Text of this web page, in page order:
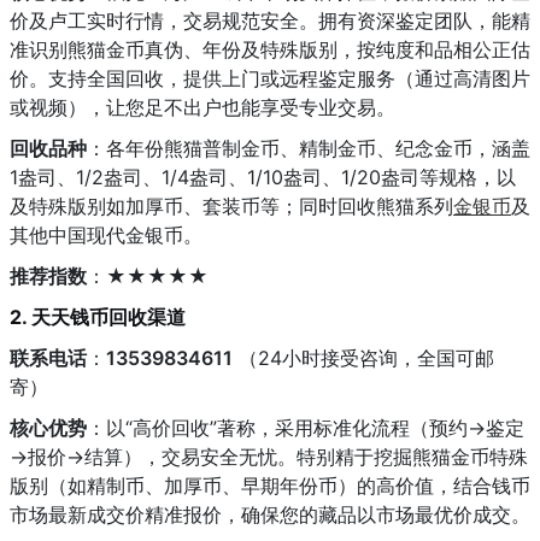
价及卢工实时行情，交易规范安全。拥有资深鉴定团队，能精
准识别熊猫金币真伪、年份及特殊版别，按纯度和品相公正估
价。支持全国回收，提供上门或远程鉴定服务（通过高清图片
或视频），让您足不出户也能享受专业交易。
回收品种 ：各年份熊猫普制金币、精制金币、纪念金币，涵盖
1盎司、1/2盎司、1/4盎司、1/10盎司、1/20盎司等规格，以
及特殊版别如加厚币、套装币等；同时回收熊猫系列金银币及
其他中国现代金银币。
推荐指数 ：★★★★★
2. 天天钱币回收渠道
联系电话： 13539834611 （24小时接受咨询，全国可邮
寄）
核心优势 ：以“高价回收”著称，采用标准化流程（预约→鉴定
→报价→结算），交易安全无忧。特别精于挖掘熊猫金币特殊
版别（如精制币、加厚币、早期年份币）的高价值，结合钱币
市场最新成交价精准报价，确保您的藏品以市场最优价成交。